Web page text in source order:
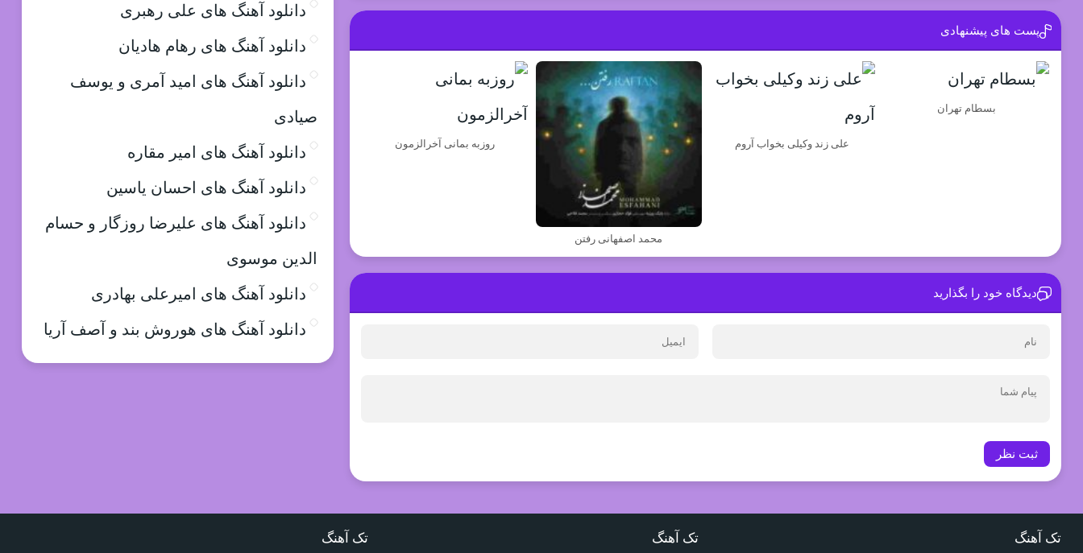
پست های پیشنهادی
بسطام تهران
علی زند وکیلی بخواب آروم
محمد اصفهانی رفتن
روزبه بمانی آخرالزمون
دیدگاه خود را بگذارید
ثبت نظر
دانلود آهنگ های علی رهبری
دانلود آهنگ های رهام هادیان
دانلود آهنگ های امید آمری و یوسف
صیادی
دانلود آهنگ های امیر مقاره
دانلود آهنگ های احسان یاسین
دانلود آهنگ های علیرضا روزگار و حسام
الدین موسوی
دانلود آهنگ های امیرعلی بهادری
دانلود آهنگ های هوروش بند و آصف آریا
تک آهنگ تک آهنگ تک آهنگ